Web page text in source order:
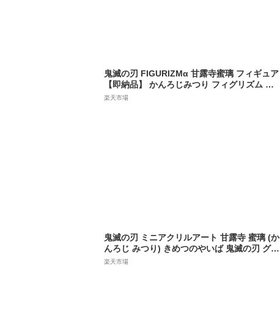
鬼滅の刃 FIGURIZMα 甘露寺蜜璃 フィギュア
【即納品】 かんろじみつり フィグリズム プ
ライズ フィギュア セガ
楽天市場
鬼滅の刃 ミニアクリルアート 甘露寺 蜜璃 (か
んろじ みつり) きめつのやいば 鬼滅の刃 グッ
ズ 【即納品】
楽天市場